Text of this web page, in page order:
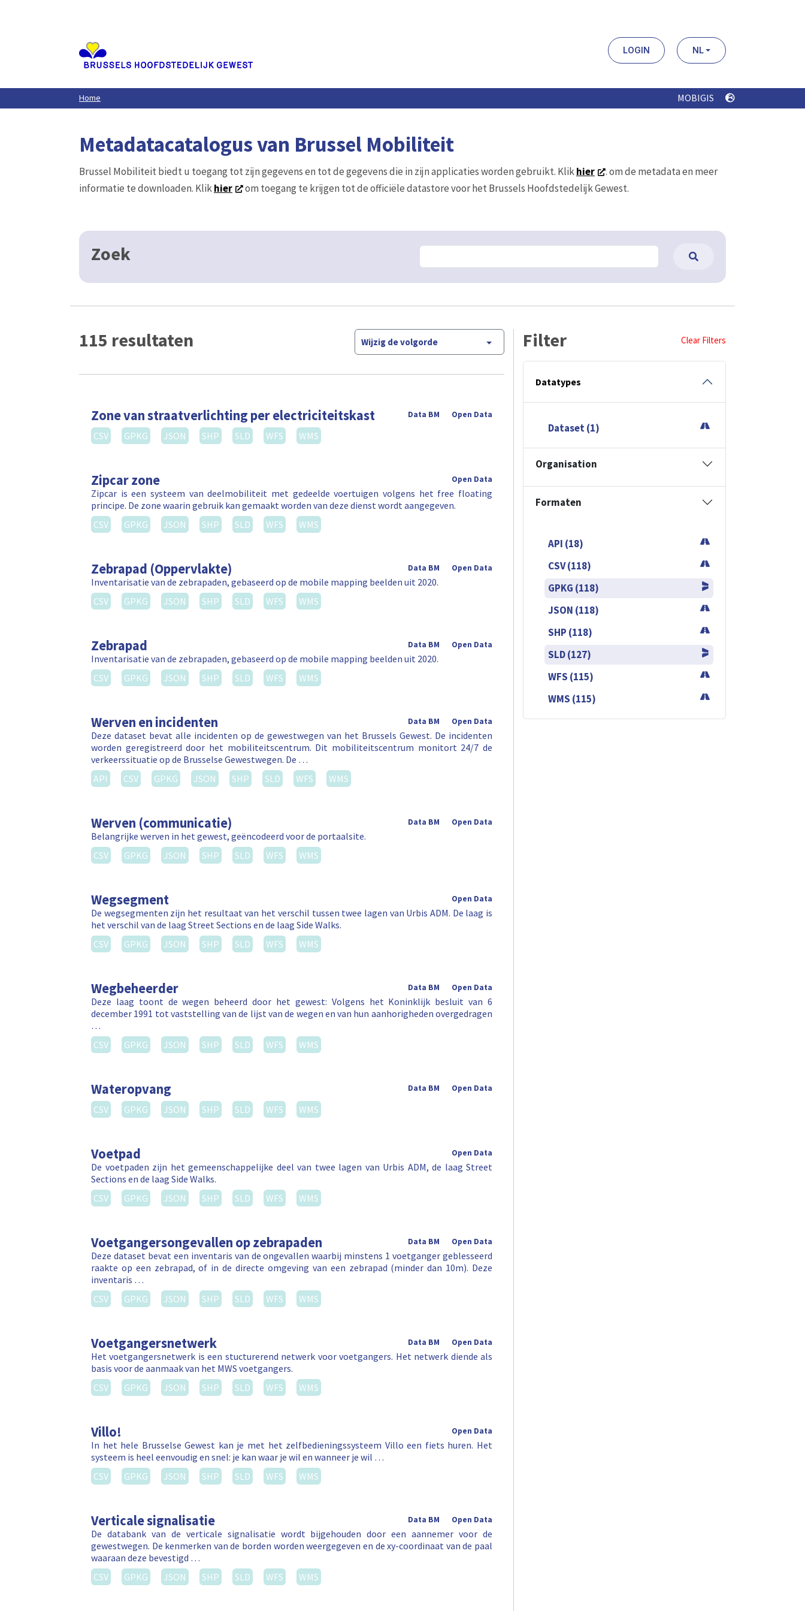
LOGIN NL
Home MOBIGIS
Metadatacatalogus van Brussel Mobiliteit
Brussel Mobiliteit biedt u toegang tot zijn gegevens en tot de gegevens die in zijn applicaties worden gebruikt. Klikhier
. om de metadata en meer
informatie te downloaden. Klikhier om toegang te krijgen tot de officiële datastore voor het Brussels Hoofdstedelijk Gewest.
Zoek
115 resultaten Wijzig de volgorde
Zone van straatverlichting per electriciteitskast Open Data
Data BM
CSV GPKG JSON SHP SLD WFS WMS
Zipcar zone Open Data
Zipcar is een systeem van deelmobiliteit met gedeelde voertuigen volgens het free floating
principe. De zone waarin gebruik kan gemaakt worden van deze dienst wordt aangegeven.
CSV
GPKG JSON SHP SLD WFS WMS
Zebrapad (Oppervlakte) Open Data
Data BM
Inventarisatie van de zebrapaden, gebaseerd op de mobile mapping beelden uit 2020.
CSV
GPKG JSON SHP SLD WFS WMS
Zebrapad Open Data
Data BM
Inventarisatie van de zebrapaden, gebaseerd op de mobile mapping beelden uit 2020.
CSV
GPKG JSON SHP SLD WFS WMS
Werven en incidenten Open Data
Data BM
Deze dataset bevat alle incidenten op de gewestwegen van het Brussels Gewest. De incidenten
worden geregistreerd door het mobiliteitscentrum. Dit mobiliteitscentrum monitort 24/7 de
verkeerssituatie op de Brusselse Gewestwegen. De …
API
CSV GPKG JSON SHP SLD WFS WMS
Werven (communicatie) Open Data
Data BM
Belangrijke werven in het gewest, geëncodeerd voor de portaalsite.
CSV
GPKG JSON SHP SLD WFS WMS
Wegsegment Open Data
De wegsegmenten zijn het resultaat van het verschil tussen twee lagen van Urbis ADM. De laag is
het verschil van de laag Street Sections en de laag Side Walks.
CSV
GPKG JSON SHP SLD WFS WMS
Wegbeheerder Open Data
Data BM
Deze laag toont de wegen beheerd door het gewest: Volgens het Koninklijk besluit van 6
december 1991 tot vaststelling van de lijst van de wegen en van hun aanhorigheden overgedragen
…
CSV
GPKG JSON SHP SLD WFS WMS
Wateropvang Open Data
Data BM
CSV GPKG JSON SHP SLD WFS WMS
Voetpad Open Data
De voetpaden zijn het gemeenschappelijke deel van twee lagen van Urbis ADM, de laag Street
Sections en de laag Side Walks.
CSV
GPKG JSON SHP SLD WFS WMS
Voetgangersongevallen op zebrapaden Open Data
Data BM
Deze dataset bevat een inventaris van de ongevallen waarbij minstens 1 voetganger geblesseerd
raakte op een zebrapad, of in de directe omgeving van een zebrapad (minder dan 10m). Deze
inventaris …
CSV
GPKG JSON SHP SLD WFS WMS
Voetgangersnetwerk Open Data
Data BM
Het voetgangersnetwerk is een stucturerend netwerk voor voetgangers. Het netwerk diende als
basis voor de aanmaak van het MWS voetgangers.
CSV
GPKG JSON SHP SLD WFS WMS
Villo! Open Data
In het hele Brusselse Gewest kan je met het zelfbedieningssysteem Villo een fiets huren. Het
systeem is heel eenvoudig en snel: je kan waar je wil en wanneer je wil …
CSV
GPKG JSON SHP SLD WFS WMS
Verticale signalisatie Open Data
Data BM
De databank van de verticale signalisatie wordt bijgehouden door een aannemer voor de
gewestwegen. De kenmerken van de borden worden weergegeven en de xy-coordinaat van de paal
waaraan deze bevestigd …
CSV
GPKG JSON SHP SLD WFS WMS
Filter Clear Filters
Datatypes
Dataset (1)
Organisation
Formaten
API (18)
CSV (118)
GPKG (118)
JSON (118)
SHP (118)
SLD (127)
WFS (115)
WMS (115)